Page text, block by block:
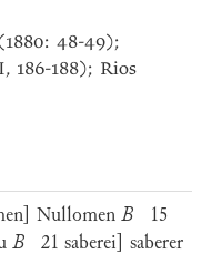
48-49);
186-188); Rios
NullomenB 15
B 21 saberei] saberer